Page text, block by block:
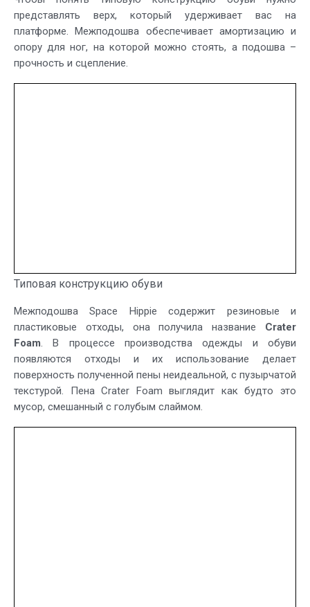
представлять верх, который удерживает вас на
платформе. Межподошва обеспечивает амортизацию и
опору для ног, на которой можно стоять, а подошва –
прочность и сцепление.
Типовая конструкцию обуви
Межподошва Space Hippie содержит резиновые и
пластиковые отходы, она получила название Crater
Foam. В процессе производства одежды и обуви
появляются отходы и их использование делает
поверхность полученной пены неидеальной, с пузырчатой
текстурой. Пена Crater Foam выглядит как будто это
мусор, смешанный с голубым слаймом.